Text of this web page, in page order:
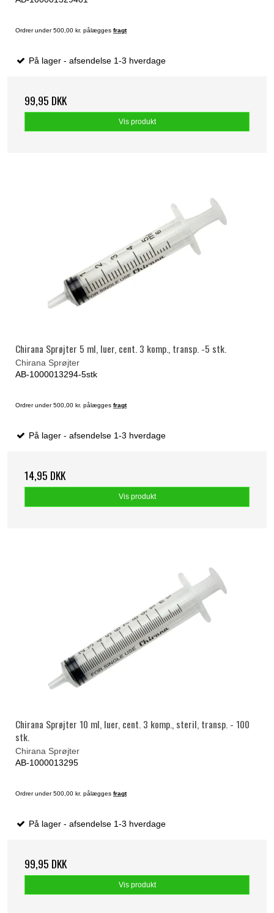
Ordrer under 500,00 kr. pålægges fragt
På lager - afsendelse 1-3 hverdage
99,95 DKK
Vis produkt
Chirana Sprøjter 5 ml, luer, cent. 3 komp., transp. -5 stk.
Chirana Sprøjter
AB-1000013294-5stk
Ordrer under 500,00 kr. pålægges fragt
På lager - afsendelse 1-3 hverdage
14,95 DKK
Vis produkt
Chirana Sprøjter 10 ml, luer, cent. 3 komp., steril, transp. - 100
stk.
Chirana Sprøjter
AB-1000013295
Ordrer under 500,00 kr. pålægges fragt
På lager - afsendelse 1-3 hverdage
99,95 DKK
Vis produkt